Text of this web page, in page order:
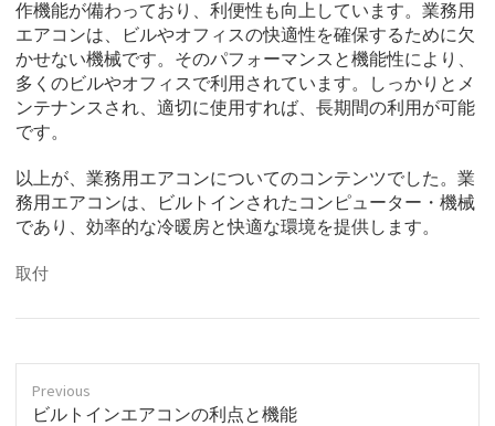
作機能が備わっており、利便性も向上しています。業務用
エアコンは、ビルやオフィスの快適性を確保するために欠
かせない機械です。そのパフォーマンスと機能性により、
多くのビルやオフィスで利用されています。しっかりとメ
ンテナンスされ、適切に使用すれば、長期間の利用が可能
です。
以上が、業務用エアコンについてのコンテンツでした。業
務用エアコンは、ビルトインされたコンピューター・機械
であり、効率的な冷暖房と快適な環境を提供します。
取付
Previous
P
ビルトインエアコンの利点と機能